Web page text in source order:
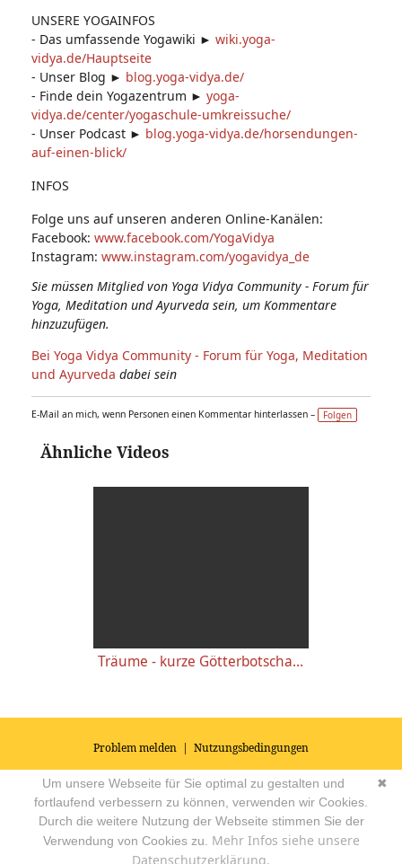
UNSERE YOGAINFOS
- Das umfassende Yogawiki ► wiki.yoga-
vidya.de/Hauptseite
- Unser Blog ► blog.yoga-vidya.de/
- Finde dein Yogazentrum ► yoga-
vidya.de/center/yogaschule-umkreissuche/
- Unser Podcast ► blog.yoga-vidya.de/horsendungen-
auf-einen-blick/
INFOS
Folge uns auf unseren anderen Online-Kanälen:
Facebook: www.facebook.com/YogaVidya
Instagram: www.instagram.com/yogavidya_de
Sie müssen Mitglied von Yoga Vidya Community - Forum für
Yoga, Meditation und Ayurveda sein, um Kommentare
hinzuzufügen.
Bei Yoga Vidya Community - Forum für Yoga, Meditation
und Ayurveda dabei sein
E-Mail an mich, wenn Personen einen Kommentar hinterlassen – Folgen
Ähnliche Videos
Träume - kurze Götterbotschaften - Ganesha
Problem melden | Nutzungsbedingungen
© 2026Impressum|Datenschutz|AGB's| Yoga Vidya Community -
Forum für Yoga, Meditation und Ayurveda Powered by
✖
Um unsere Webseite für Sie optimal zu gestalten und
fortlaufend verbessern zu können, verwenden wir Cookies.
Durch die weitere Nutzung der Webseite stimmen Sie der
Verwendung von Cookies zu. Mehr Infos siehe unsere
Datenschutzerklärung.